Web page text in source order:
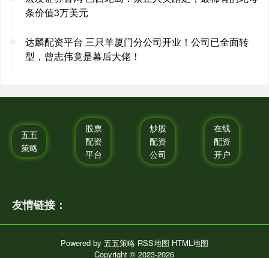
条价值3万美元
达麟配资平台 三只羊厦门分公司开业！公司已全面转
型，曾志伟竟是幕后大佬！
五五
策略
股票
配资
平台
炒股
配资
公司
在线
配资
开户
友情链接：
Powered by 五五策略 RSS地图 HTML地图
Copyright© 2023-2026